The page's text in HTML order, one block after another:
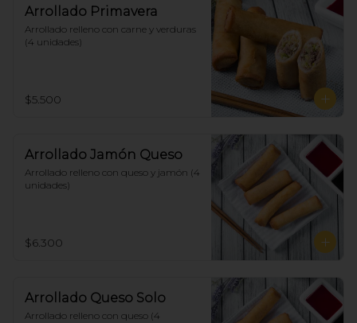
Arrollado Primavera
Arrollado relleno con carne y verduras
(4 unidades)
$5.500
Arrollado Jamón Queso
Arrollado relleno con queso y jamón (4
unidades)
$6.300
Arrollado Queso Solo
Arrollado relleno con queso (4